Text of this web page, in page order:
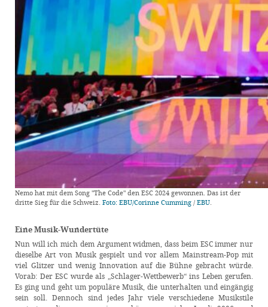
Nemo hat mit dem Song "The Code" den ESC 2024 gewonnen. Das ist der
dritte Sieg für die Schweiz. Foto: EBU/Corinne Cumming / EBU.
Eine Musik-Wundertüte
Nun will ich mich dem Argument widmen, dass beim ESC immer nur
dieselbe Art von Musik gespielt und vor allem Mainstream-Pop mit
viel Glitzer und wenig Innovation auf die Bühne gebracht würde.
Vorab: Der ESC wurde als „Schlager-Wettbewerb“ ins Leben gerufen.
Es ging und geht um populäre Musik, die unterhalten und eingängig
sein soll. Dennoch sind jedes Jahr viele verschiedene Musikstile